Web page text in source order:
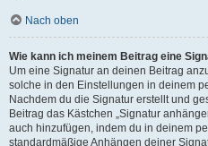
Nach oben
Wie kann ich meinem Beitrag eine
Um eine Signatur an deinen Beitrag
solche in den Einstellungen in deinem
Nachdem du die Signatur erstellt und
Beitrag das Kästchen „Signatur
auch hinzufügen, indem du in deinem
standardmäßige Anhängen deiner